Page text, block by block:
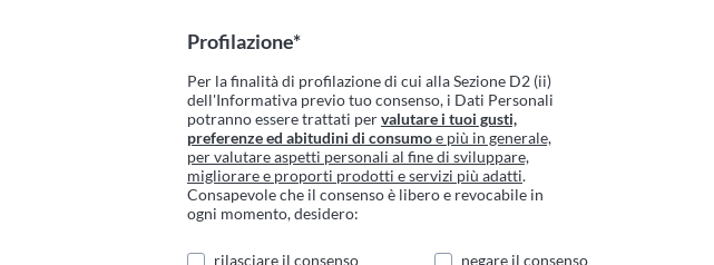
Profilazione*
Per la finalità di profilazione di cui alla Sezione D2 (ii)
dell'Informativa previo tuo consenso, i Dati Personali
potranno essere trattati pervalutare i tuoi gusti,
preferenze ed abitudini di consumoe più in generale,
per valutare aspetti personali al fine di sviluppare,
migliorare e proporti prodotti e servizi più adatti.
Consapevole che il consenso è libero e revocabile in
ogni momento, desidero:
rilasciare il consenso negare il consenso